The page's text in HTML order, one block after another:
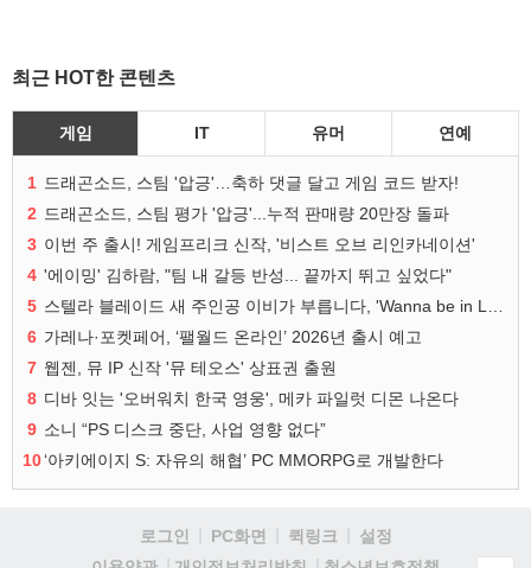
최근 HOT한 콘텐츠
게임 IT 유머 연예
1 드래곤소드, 스팀 '압긍'…축하 댓글 달고 게임 코드 받자!
2 드래곤소드, 스팀 평가 '압긍'...누적 판매량 20만장 돌파
3 이번 주 출시! 게임프리크 신작, '비스트 오브 리인카네이션'
4 '에이밍' 김하람, "팀 내 갈등 반성... 끝까지 뛰고 싶었다"
5
6 가레나·포켓페어, ‘팰월드 온라인’ 2026년 출시 예고
7 웹젠, 뮤 IP 신작 '뮤 테오스' 상표권 출원
8 디바 잇는 '오버워치 한국 영웅', 메카 파일럿 디몬 나온다
9 소니 “PS 디스크 중단, 사업 영향 없다”
10‘아키에이지 S: 자유의 해협’ PC MMORPG로 개발한다
로그인 PC화면 퀵링크
설정